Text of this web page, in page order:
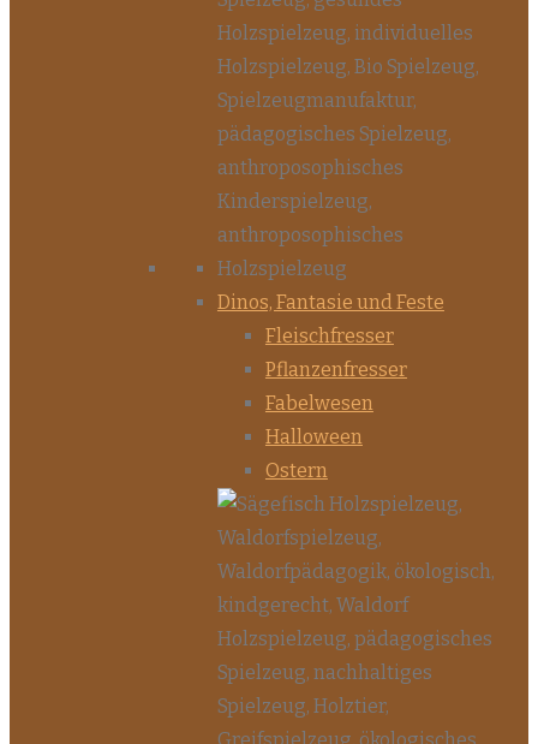
Dinos, Fantasie und Feste
Fleischfresser
Pflanzenfresser
Fabelwesen
Halloween
Ostern